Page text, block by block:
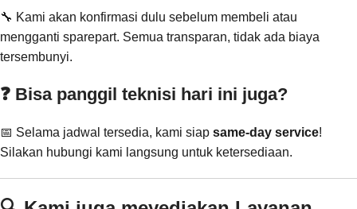
🔧 Kami akan konfirmasi dulu sebelum membeli atau
mengganti sparepart. Semua transparan, tidak ada biaya
tersembunyi.
❓ Bisa panggil teknisi hari ini juga?
📅 Selama jadwal tersedia, kami siap same-day service!
Silakan hubungi kami langsung untuk ketersediaan.